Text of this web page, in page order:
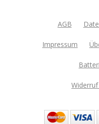
AGB
Impressum